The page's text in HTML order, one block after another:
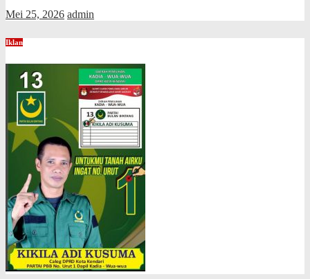
Mei 25, 2026 admin
Iklan